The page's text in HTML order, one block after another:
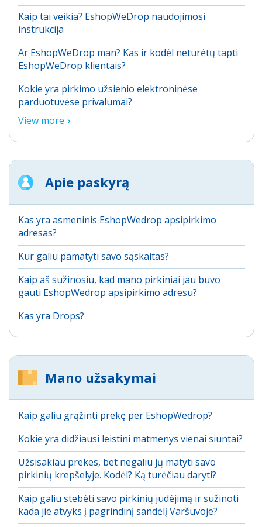
Kaip tai veikia? EshopWeDrop naudojimosi
instrukcija
Ar EshopWeDrop man? Kas ir kodėl neturėtų tapti
EshopWeDrop klientais?
Kokie yra pirkimo užsienio elektroninėse
parduotuvėse privalumai?
View more
Apie paskyrą
Kas yra asmeninis EshopWedrop apsipirkimo
adresas?
Kur galiu pamatyti savo sąskaitas?
Kaip aš sužinosiu, kad mano pirkiniai jau buvo
gauti EshopWedrop apsipirkimo adresu?
Kas yra Drops?
Mano užsakymai
Kaip galiu grąžinti prekę per EshopWedrop?
Kokie yra didžiausi leistini matmenys vienai siuntai?
Užsisakiau prekes, bet negaliu jų matyti savo
pirkinių krepšelyje. Kodėl? Ką turėčiau daryti?
Kaip galiu stebėti savo pirkinių judėjimą ir sužinoti
kada jie atvyks į pagrindinį sandėlį Varšuvoje?